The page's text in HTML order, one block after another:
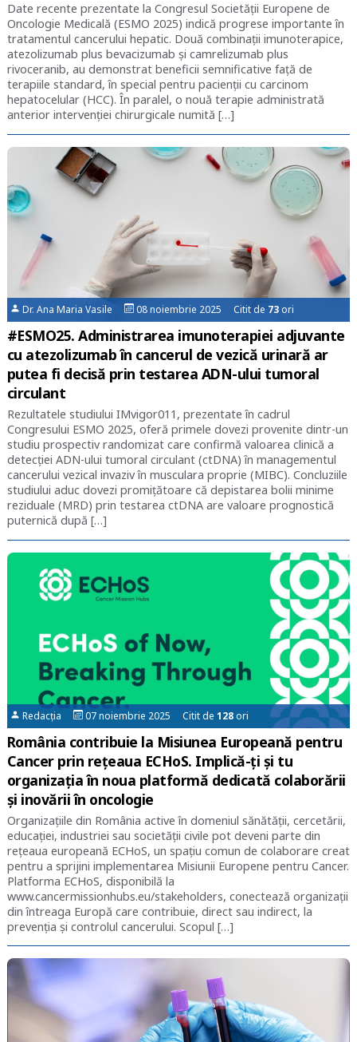
Date recente prezentate la Congresul Societății Europene de
Oncologie Medicală (ESMO 2025) indică progrese importante în
tratamentul cancerului hepatic. Două combinații imunoterapice,
atezolizumab plus bevacizumab și camrelizumab plus
rivoceranib, au demonstrat beneficii semnificative față de
terapiile standard, în special pentru pacienții cu carcinom
hepatocelular (HCC). În paralel, o nouă terapie administrată
anterior intervenției chirurgicale numită […]
Dr. Ana Maria Vasile 08 noiembrie 2025 Citit de 73 ori
#ESMO25. Administrarea imunoterapiei adjuvante
cu atezolizumab în cancerul de vezică urinară ar
putea fi decisă prin testarea ADN-ului tumoral
circulant
Rezultatele studiului IMvigor011, prezentate în cadrul
Congresului ESMO 2025, oferă primele dovezi provenite dintr-un
studiu prospectiv randomizat care confirmă valoarea clinică a
detecției ADN-ului tumoral circulant (ctDNA) în managementul
cancerului vezical invaziv în musculara proprie (MIBC). Concluziile
studiului aduc dovezi promițătoare că depistarea bolii minime
reziduale (MRD) prin testarea ctDNA are valoare prognostică
puternică după […]
Redacția 07 noiembrie 2025 Citit de128ori
România contribuie la Misiunea Europeană pentru
Cancer prin rețeaua ECHoS. Implică-ți și tu
organizația în noua platformă dedicată colaborării
și inovării în oncologie
Organizațiile din România active în domeniul sănătății, cercetării,
educației, industriei sau societății civile pot deveni parte din
rețeaua europeană ECHoS, un spațiu comun de colaborare creat
pentru a sprijini implementarea Misiunii Europene pentru Cancer.
Platforma ECHoS, disponibilă la
www.cancermissionhubs.eu/stakeholders, conectează organizații
din întreaga Europă care contribuie, direct sau indirect, la
prevenția și controlul cancerului. Scopul […]